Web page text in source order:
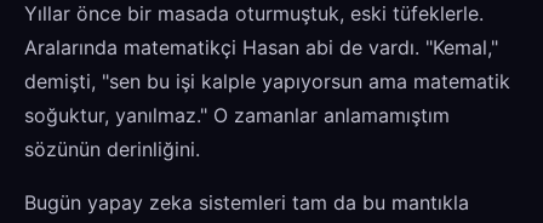
Yıllar önce bir masada oturmuştuk, eski tüfeklerle.
Aralarında matematikçi Hasan abi de vardı. "Kemal,"
demişti, "sen bu işi kalple yapıyorsun ama matematik
soğuktur, yanılmaz." O zamanlar anlamamıştım
sözünün derinliğini.
Bugün yapay zeka sistemleri tam da bu mantıkla